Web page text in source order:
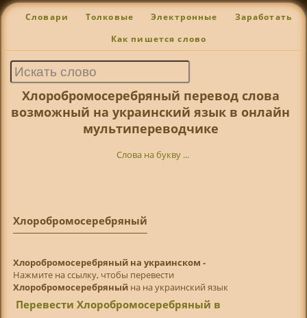
Словари Толковые Электронные Заработать
Как пишется слово
Хлоробромосеребряный перевод слова
возможный на украинский язык в онлайн
мультипереводчике
Слова на букву ...
Хлоробромосеребряный
Хлоробромосеребряный на украинском -
Нажмите на ссылку, чтобы перевести
Хлоробромосеребряныйна на украинский язык
Перевести Хлоробромосеребряный в